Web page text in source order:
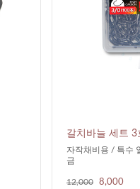
갈치바늘 세트
자작채비용 / 특수
금
12,000 8,000